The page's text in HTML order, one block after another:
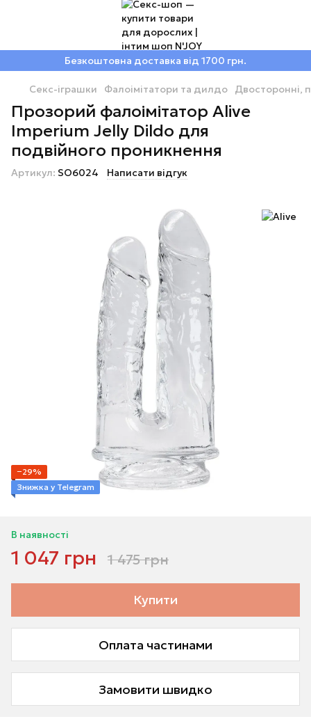
Безкоштовна доставка від 1700 грн.
Секс-іграшки Фалоімітатори та дилдо Двосторонні,
Прозорий фалоімітатор Alive
Imperium Jelly Dildo для
подвійного проникнення
Артикул: SO6024 Написати відгук
−29%
Знижка у Telegram
В наявності
1 047 грн 1 475 грн
Купити
Оплата частинами
Замовити швидко